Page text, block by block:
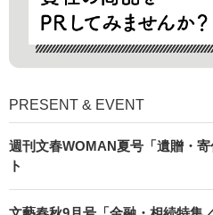
PRESENT & EVENT
週刊文春WOMAN夏号「遺贈・
ト